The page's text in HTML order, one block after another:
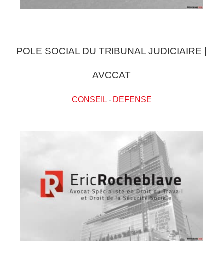
POLE SOCIAL DU TRIBUNAL JUDICIAIRE |
AVOCAT
CONSEIL- DEFENSE